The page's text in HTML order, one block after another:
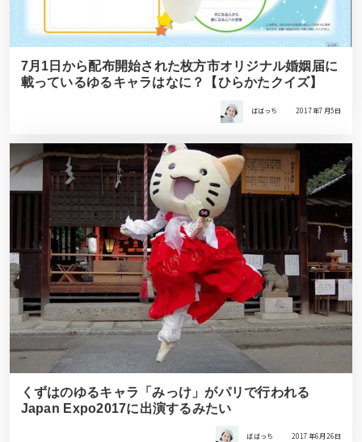
7月1日から配布開始された枚方市オリジナル婚姻届に
載っているゆるキャラはなに？【ひらかたクイズ】
ばばっち 2017年7月5日
くずはのゆるキャラ「みっけ」がパリで行われる
Japan Expo2017に出演するみたい
ばばっち 2017年6月26日